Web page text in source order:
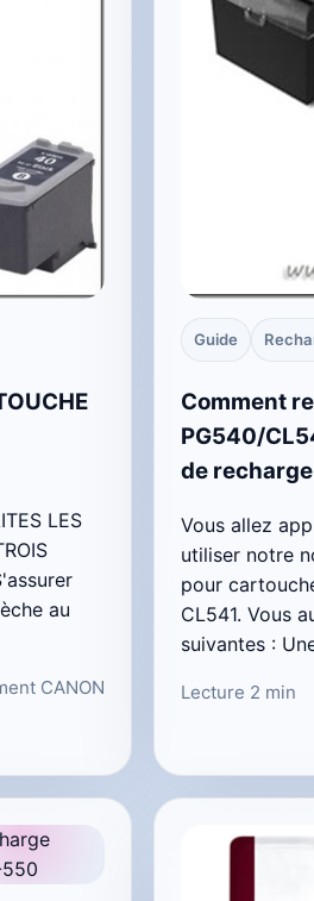
LES
au
CANON
Guide
Comment
PG540/
de
Vous allez
utiliser notre
pour
CL541. Vous
suivantes :
Lecture 2 min